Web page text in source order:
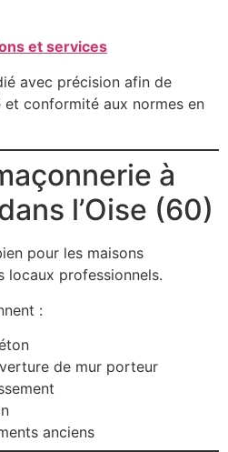
et services
avec précision afin de
conformité aux normes en
à
l’Oise (60)
pour les maisons
locaux professionnels.
:
de mur porteur
anciens